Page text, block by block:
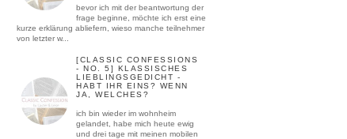
bevor ich mit der beantwortung der
frage beginne, möchte ich erst eine
kurze erklärung abliefern, wieso manche teilnehmer
von letzter w...
[CLASSIC CONFESSIONS
- NO. 5] KLASSISCHES
LIEBLINGSGEDICHT -
HABT IHR EINS? WENN
JA, WELCHES?
ich bin wieder im wohnheim
gelandet, habe mich heute ewig
und drei tage mit meinen mobilen